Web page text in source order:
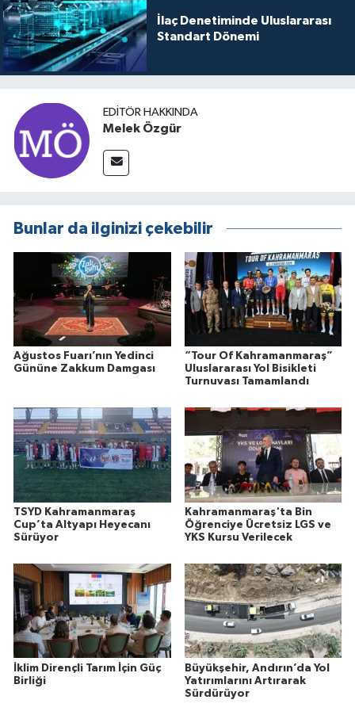
İlaç Denetiminde Uluslararası
Standart Dönemi
EDITÖR HAKKINDA
Melek Özgür
Bunlar da ilginizi çekebilir
Ağustos Fuarı’nın Yedinci
Gününe Zakkum Damgası
“Tour Of Kahramanmaraş”
Uluslararası Yol Bisikleti
Turnuvası Tamamlandı
TSYD Kahramanmaraş
Cup’ta Altyapı Heyecanı
Sürüyor
Kahramanmaraş'ta Bin
Öğrenciye Ücretsiz LGS ve
YKS Kursu Verilecek
İklim Dirençli Tarım İçin Güç
Birliği
Büyükşehir, Andırın’da Yol
Yatırımlarını Artırarak
Sürdürüyor